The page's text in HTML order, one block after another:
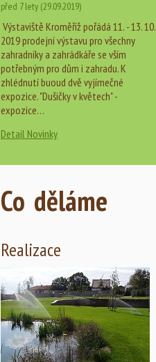
před 7 lety (29.09.2019)
Výstaviště Kroměříž pořádá 11. - 13. 10.
2019 prodejní výstavu pro všechny
zahradníky a zahrádkáře se vším
potřebným pro dům i zahradu. K
zhlédnutí buoud dvě vyjímečné
expozice. "Dušičky v květech" -
expozice…
Detail Novinky
Co děláme
Realizace